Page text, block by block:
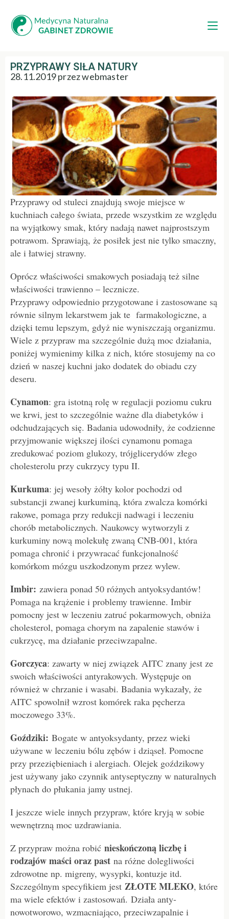
PRZYPRAWY SIŁA NATURY
28.11.2019 przez webmaster
Przyprawy od stuleci znajdują swoje miejsce w
kuchniach całego świata, przede wszystkim ze względu
na wyjątkowy smak, który nadają nawet najprostszym
potrawom. Sprawiają, że posiłek jest nie tylko smaczny,
ale i łatwiej strawny.
Oprócz właściwości smakowych posiadają też silne
właściwości trawienno – lecznicze.
Przyprawy odpowiednio przygotowane i zastosowane są
równie silnym lekarstwem jak te farmakologiczne, a
dzięki temu lepszym, gdyż nie wyniszczają organizmu.
Wiele z przypraw ma szczególnie dużą moc działania,
poniżej wymienimy kilka z nich, które stosujemy na co
dzień w naszej kuchni jako dodatek do obiadu czy
deseru.
Cynamon: gra istotną rolę w regulacji poziomu cukru
we krwi, jest to szczególnie ważne dla diabetyków i
odchudzających się. Badania udowodniły, że codzienne
przyjmowanie większej ilości cynamonu pomaga
zredukować poziom glukozy, trójglicerydów złego
cholesterolu przy cukrzycy typu II.
Kurkuma: jej wesoły żółty kolor pochodzi od
substancji zwanej kurkuminą, która zwalcza komórki
rakowe, pomaga przy redukcji nadwagi i leczeniu
chorób metabolicznych. Naukowcy wytworzyli z
kurkuminy nową molekułę zwaną CNB-001, która
pomaga chronić i przywracać funkcjonalność
komórkom mózgu uszkodzonym przez wylew.
Imbir: zawiera ponad 50 różnych antyoksydantów!
Pomaga na krążenie i problemy trawienne. Imbir
pomocny jest w leczeniu zatruć pokarmowych, obniża
cholesterol, pomaga chorym na zapalenie stawów i
cukrzycę, ma działanie przeciwzapalne.
Gorczyca: zawarty w niej związek AITC znany jest ze
swoich właściwości antyrakowych. Występuje on
również w chrzanie i wasabi. Badania wykazały, że
AITC spowolnił wzrost komórek raka pęcherza
moczowego 33%.
Goździki: Bogate w antyoksydanty, przez wieki
używane w leczeniu bólu zębów i dziąseł. Pomocne
przy przeziębieniach i alergiach. Olejek goździkowy
jest używany jako czynnik antyseptyczny w naturalnych
płynach do płukania jamy ustnej.
I jeszcze wiele innych przypraw, które kryją w sobie
wewnętrzną moc uzdrawiania.
Z przypraw można robić nieskończoną liczbę i
rodzajów maści oraz past na różne dolegliwości
zdrowotne np. migreny, wysypki, kontuzje itd.
Szczególnym specyfikiem jest ZŁOTE MLEKO, które
ma wiele efektów i zastosowań. Działa anty-
nowotworowo, wzmacniająco, przeciwzapalnie i